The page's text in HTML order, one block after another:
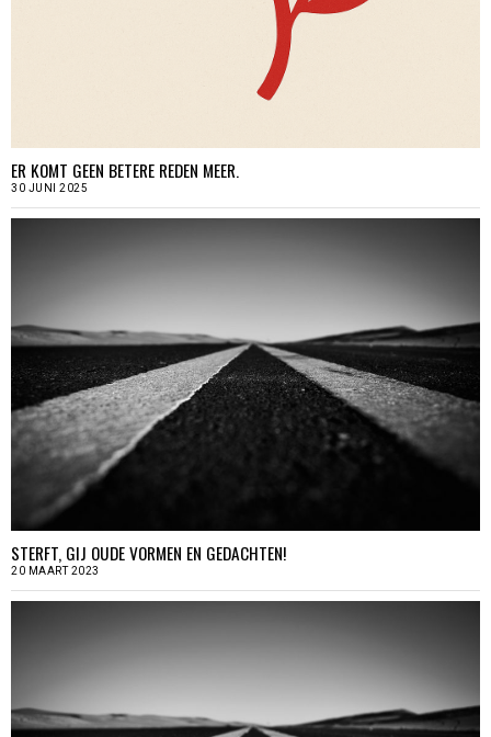
ER KOMT GEEN BETERE REDEN MEER.
30 JUNI 2025
STERFT, GIJ OUDE VORMEN EN GEDACHTEN!
20 MAART 2023